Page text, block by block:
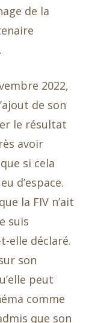
de la
2022,
de son
le résultat
avoir
si cela
d’espace.
la FIV n’ait
suis
elle déclaré.
son
peut
comme
que son